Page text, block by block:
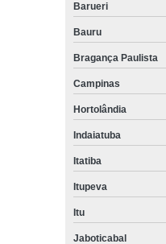
Barueri
Bauru
Bragança Paulista
Campinas
Hortolândia
Indaiatuba
Itatiba
Itupeva
Itu
Jaboticabal